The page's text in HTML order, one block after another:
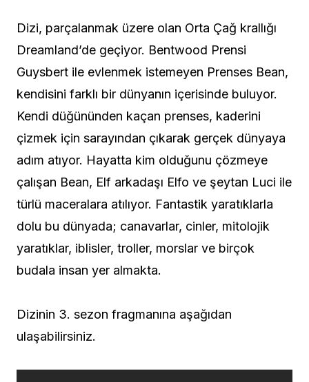
Dizi, parçalanmak üzere olan Orta Çağ krallığı
Dreamland’de geçiyor. Bentwood Prensi
Guysbert ile evlenmek istemeyen Prenses Bean,
kendisini farklı bir dünyanın içerisinde buluyor.
Kendi düğününden kaçan prenses, kaderini
çizmek için sarayından çıkarak gerçek dünyaya
adım atıyor. Hayatta kim olduğunu çözmeye
çalışan Bean, Elf arkadaşı Elfo ve şeytan Luci ile
türlü maceralara atılıyor. Fantastik yaratıklarla
dolu bu dünyada; canavarlar, cinler, mitolojik
yaratıklar, iblisler, troller, morslar ve birçok
budala insan yer almakta.
Dizinin 3. sezon fragmanına aşağıdan
ulaşabilirsiniz.